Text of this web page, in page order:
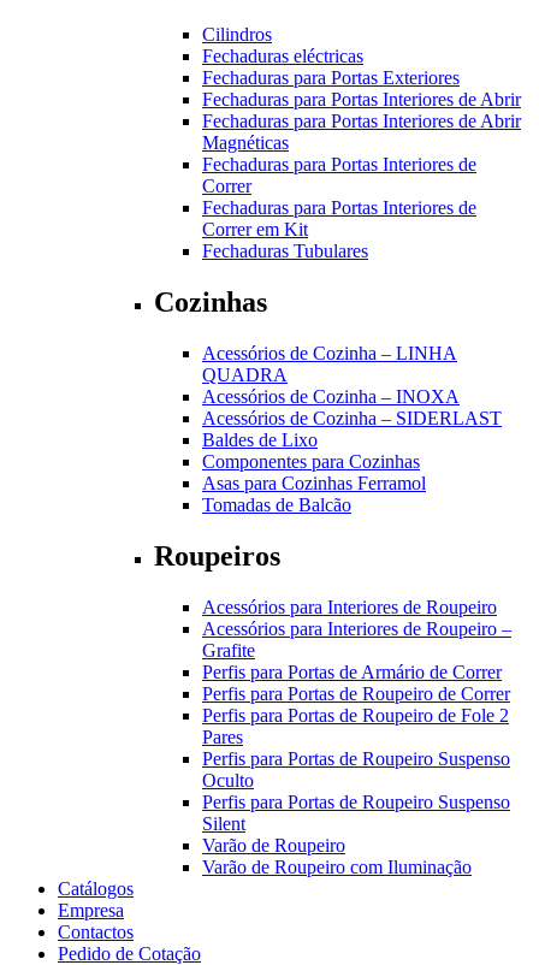
Cilindros
Fechaduras eléctricas
Fechaduras para Portas Exteriores
Fechaduras para Portas Interiores de Abrir
Fechaduras para Portas Interiores de Abrir
Magnéticas
Fechaduras para Portas Interiores de
Correr
Fechaduras para Portas Interiores de
Correr em Kit
Fechaduras Tubulares
Cozinhas
Acessórios de Cozinha – LINHA
QUADRA
Acessórios de Cozinha – INOXA
Acessórios de Cozinha – SIDERLAST
Baldes de Lixo
Componentes para Cozinhas
Asas para Cozinhas Ferramol
Tomadas de Balcão
Roupeiros
Acessórios para Interiores de Roupeiro
Acessórios para Interiores de Roupeiro –
Grafite
Perfis para Portas de Armário de Correr
Perfis para Portas de Roupeiro de Correr
Perfis para Portas de Roupeiro de Fole 2
Pares
Perfis para Portas de Roupeiro Suspenso
Oculto
Perfis para Portas de Roupeiro Suspenso
Silent
Varão de Roupeiro
Varão de Roupeiro com Iluminação
Catálogos
Empresa
Contactos
Pedido de Cotação